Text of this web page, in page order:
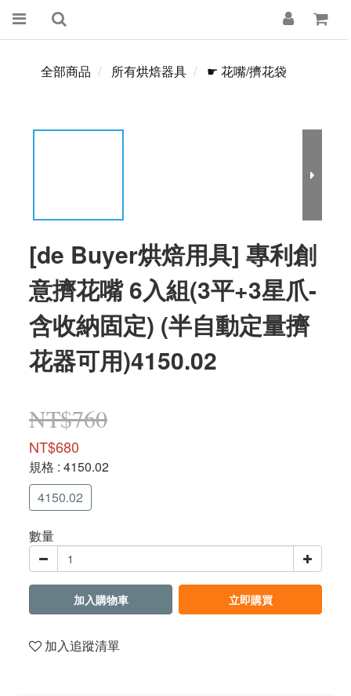
全部商品 所有烘焙器具 ☛ 花嘴/擠花袋
[de Buyer烘焙用具] 專利創
意擠花嘴 6入組(3平+3星爪-
含收納固定) (半自動定量擠
花器可用)4150.02
NT$760
NT$680
規格 : 4150.02
4150.02
數量
加入購物車 立即購買
加入追蹤清單